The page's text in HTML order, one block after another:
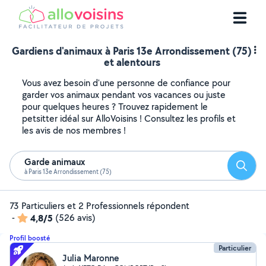
Gardiens d'animaux à Paris 13e Arrondissement (75)
et alentours
Vous avez besoin d'une personne de confiance pour
garder vos animaux pendant vos vacances ou juste
pour quelques heures ? Trouvez rapidement le
petsitter idéal sur AlloVoisins ! Consultez les profils et
les avis de nos membres !
Garde animaux
à Paris 13e Arrondissement (75)
73 Particuliers et 2 Professionnels répondent
-
4,8/5 (526 avis)
Profil boosté
Particulier
Julia Maronne